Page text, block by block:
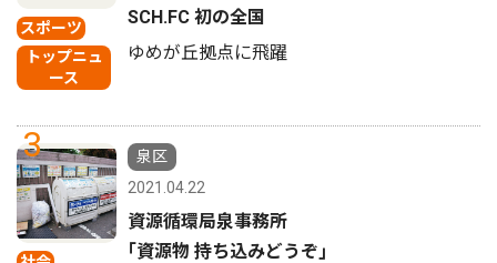
スポーツ
トップニュ
ース
SCH.FC 初の全国
ゆめが丘拠点に飛躍
3
泉区
2021.04.22
資源循環局泉事務所
｢資源物 持ち込みどうぞ｣